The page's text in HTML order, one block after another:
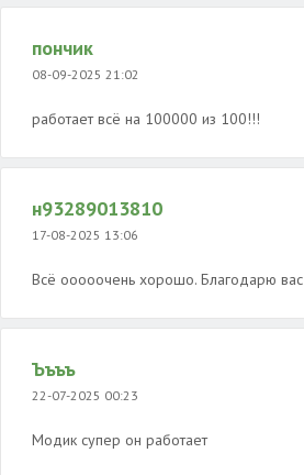
пончик
08-09-2025 21:02
работает всё на 100000 из 100!!!
н93289013810
17-08-2025 13:06
Всё ооооочень хорошо. Благодарю вас
Ъъъъ
22-07-2025 00:23
Модик супер он работает